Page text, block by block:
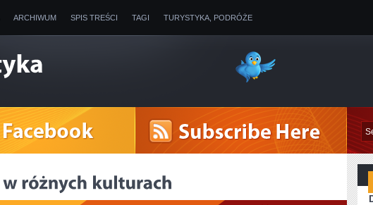
ARCHIWUM SPIS TREŚCI TAGI TURYSTYKA, PODRÓŻE